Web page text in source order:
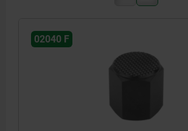
02040 F